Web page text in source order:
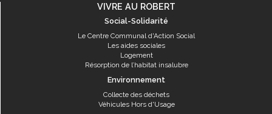
VIVRE AU ROBERT
Social-Solidarité
Le Centre Communal d'Action Social
Les aides sociales
Logement
Résorption de l’habitat insalubre
Environnement
Collecte des déchets
Véhicules Hors d'Usage